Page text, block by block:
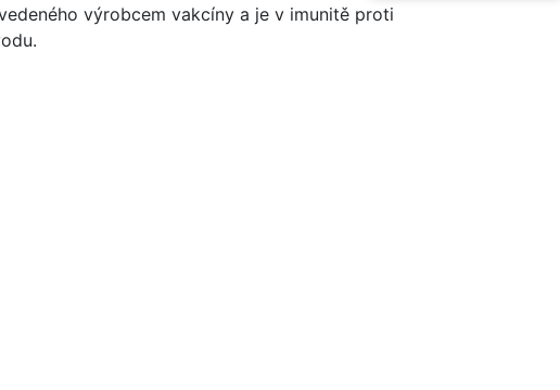
výrobcem vakcíny a je v imunitě proti